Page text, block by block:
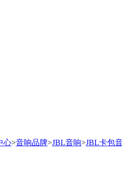
心>音响品牌>JBL音响>JBL卡包